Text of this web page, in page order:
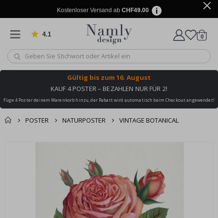
Kostenloser Versand ab CHF49.00
4.1 von 1034 Bewertungen
Wagen
0
Gültig bis zum 16. August
KAUF 4 POSTER – BEZAHLEN NUR FÜR 2!
Füge 4 Poster deinem Warenkorb hinzu, der Rabatt wird automatisch beim Checkout angewendet!
POSTER NATURPOSTER VINTAGE BOTANICAL